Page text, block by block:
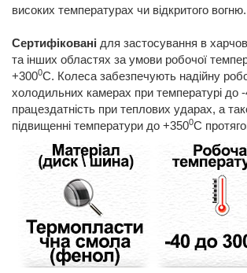
високих температурах чи відкритого вогню.
Сертифіковані для застосування в
та інших областях за умови робочої
+3000С. Колеса забезпечують надійну
холодильних камерах при температурі до
працездатність при теплових ударах, а
підвищенні температури до +3500С